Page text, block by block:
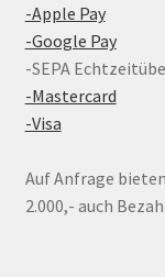
-Apple Pay
-Google Pay
-SEPA
-Mastercard
-Visa
Auf Anfrage
2.000,- auch